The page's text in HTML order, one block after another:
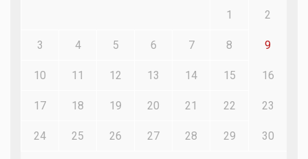
1 2
3 4 5 6 7 8 9
10 11 12 13 14 15 16
17 18 19 20 21 22 23
24 25 26 27 28 29 30